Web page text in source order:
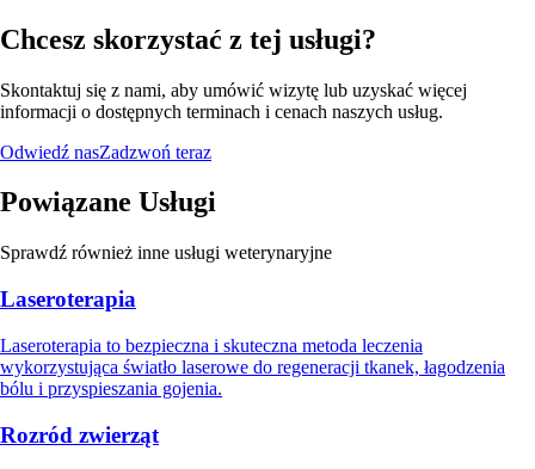
Chcesz skorzystać z tej usługi?
Skontaktuj się z nami, aby umówić wizytę lub uzyskać więcej
informacji o dostępnych terminach i cenach naszych usług.
Odwiedź nasZadzwoń teraz
Powiązane Usługi
Sprawdź również inne usługi weterynaryjne
Laseroterapia
Laseroterapia to bezpieczna i skuteczna metoda leczenia
wykorzystująca światło laserowe do regeneracji tkanek, łagodzenia
bólu i przyspieszania gojenia.
Rozród zwierząt